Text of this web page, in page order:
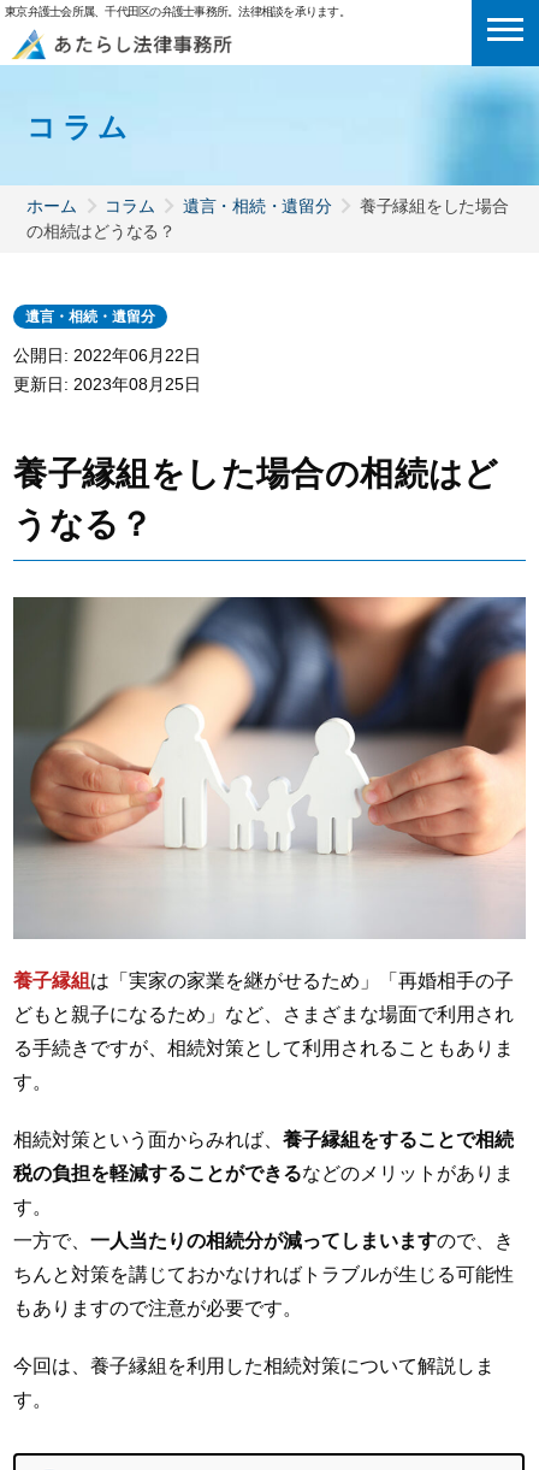
東京弁護士会所属、千代田区の弁護士事務所。法律相談を承ります。
コラム
ホーム コラム 遺言・相続・遺留分
養子縁組をした場合
の相続はどうなる？
遺言・相続・遺留分
公開日: 2022年06月22日
更新日: 2023年08月25日
養子縁組をした場合の相続はど
うなる？
養子縁組 は「実家の家業を継がせるため」「再婚相手の子
どもと親子になるため」など、さまざまな場面で利用され
る手続きですが、相続対策として利用されることもありま
す。
相続対策という面からみれば、養子縁組をすることで相続
税の負担を軽減することができるなどのメリットがありま
す。
一方で、一人当たりの相続分が減ってしまいますので、き
ちんと対策を講じておかなければトラブルが生じる可能性
もありますので注意が必要です。
今回は、養子縁組を利用した相続対策について解説しま
す。